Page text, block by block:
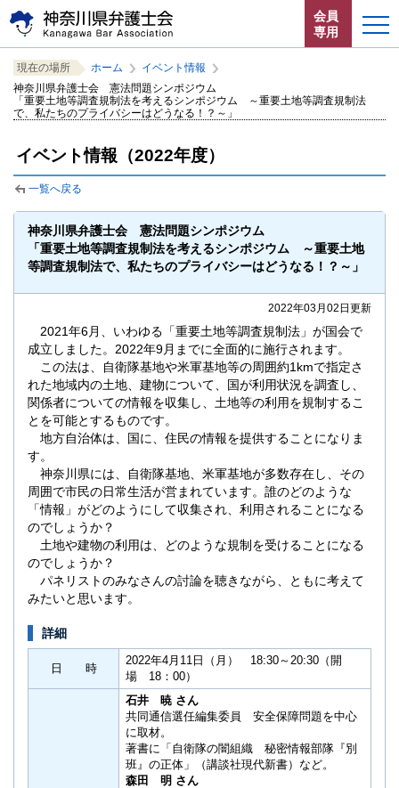
ー
ジ
の
先
で
文
へ
ジ
ャ
プ
る。
会員
専用
こ
こ
か
ら
サ
イ
ト
内
ホーム
お知らせ
神奈川県弁護士会とは
法律相談する
よくある質問
閉じる
イ
ト
内
共
メ
ー
こ
現在の場所 ホーム
イベント情報
神奈川県弁護士会 憲法問題シンポジウム
「重要土地等調査規制法を考えるシンポジウム ～重要土地等調査規制法
で、私たちのプライバシーはどうなる！？～」
イベント情報（2022年度）
一覧へ戻る
神奈川県弁護士会 憲法問題シンポジウム
「重要土地等調査規制法を考えるシンポジウム ～重要土地
等調査規制法で、私たちのプライバシーはどうなる！？～」
2022年03月02日更新
2021年6月、いわゆる「重要土地等調査規制法」が国会で
成立しました。2022年9月までに全面的に施行されます。
この法は、自衛隊基地や米軍基地等の周囲約1kmで指定さ
れた地域内の土地、建物について、国が利用状況を調査し、
関係者についての情報を収集し、土地等の利用を規制するこ
とを可能とするものです。
地方自治体は、国に、住民の情報を提供することになりま
す。
神奈川県には、自衛隊基地、米軍基地が多数存在し、その
周囲で市民の日常生活が営まれています。誰のどのような
「情報」がどのようにして収集され、利用されることになる
のでしょうか？
土地や建物の利用は、どのような規制を受けることになる
のでしょうか？
パネリストのみなさんの討論を聴きながら、ともに考えて
みたいと思います。
詳細
日 時
2022年4月11日（月） 18:30～20:30（開
場 18：00）
石井 暁 さん
共同通信選任編集委員 安全保障問題を中心
に取材。
著書に「自衛隊の闇組織 秘密情報部隊『別
班』の正体」（講談社現代新書）など。
森田 明 さん